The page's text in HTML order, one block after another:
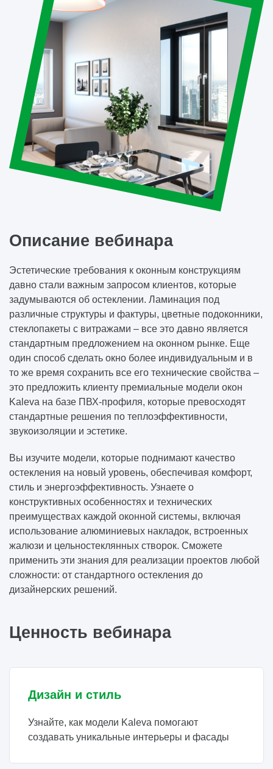
Описание вебинара
Эстетические требования к оконным конструкциям
давно стали важным запросом клиентов, которые
задумываются об остеклении. Ламинация под
различные структуры и фактуры, цветные подоконники,
стеклопакеты с витражами – все это давно является
стандартным предложением на оконном рынке. Еще
один способ сделать окно более индивидуальным и в
то же время сохранить все его технические свойства –
это предложить клиенту премиальные модели окон
Kaleva на базе ПВХ-профиля, которые превосходят
стандартные решения по теплоэффективности,
звукоизоляции и эстетике.
Вы изучите модели, которые поднимают качество
остекления на новый уровень, обеспечивая комфорт,
стиль и энергоэффективность. Узнаете о
конструктивных особенностях и технических
преимуществах каждой оконной системы, включая
использование алюминиевых накладок, встроенных
жалюзи и цельностеклянных створок. Сможете
применить эти знания для реализации проектов любой
сложности: от стандартного остекления до
дизайнерских решений.
Ценность вебинара
Дизайн и стиль
Узнайте, как модели Kaleva помогают
создавать уникальные интерьеры и фасады